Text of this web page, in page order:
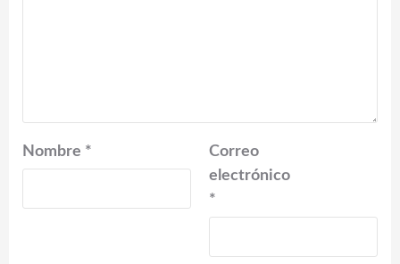
Nombre *
Correo
electrónico
*